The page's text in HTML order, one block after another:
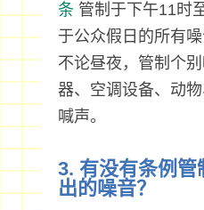
条管制于下午11时
于公众假日的所有噪
不论昼夜，管制个
器、空调设备、动
喊声。
3. 有没有条例管
出的噪音？